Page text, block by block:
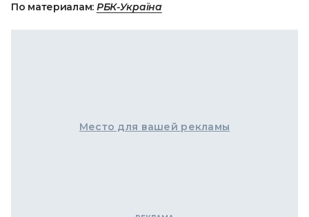
По материалам: РБК-Україна
Место для вашей рекламы